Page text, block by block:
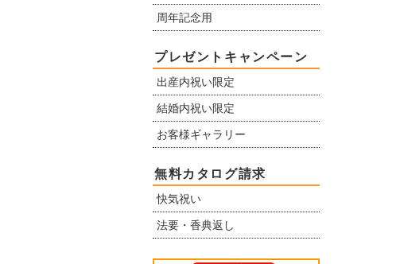
周年記念用
プレゼントキャンペーン
出産内祝い限定
結婚内祝い限定
お客様ギャラリー
無料カタログ請求
快気祝い
法要・香典返し